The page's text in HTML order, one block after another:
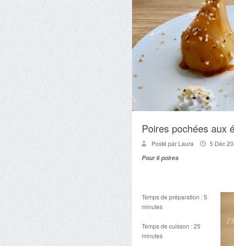
Poires pochées aux
Posté par Laura 5 Déc
Pour 6 poires
Temps de préparation : 5
minutes
Temps de cuisson : 25
minutes